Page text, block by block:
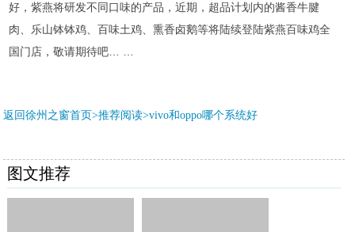
好，紫燕将研发不同口味的产品，近期，超品计划内的酱香牛腱
肉、乐山钵钵鸡、百味土鸡、熏香卤鹅等将陆续登陆紫燕百味鸡全
国门店，敬请期待吧… …
返回徐州之窗首页>推荐阅读>vivo和oppo哪个系统好
图文推荐